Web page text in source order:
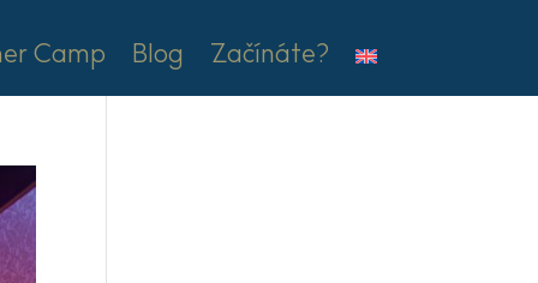
Camp Blog Začínáte?